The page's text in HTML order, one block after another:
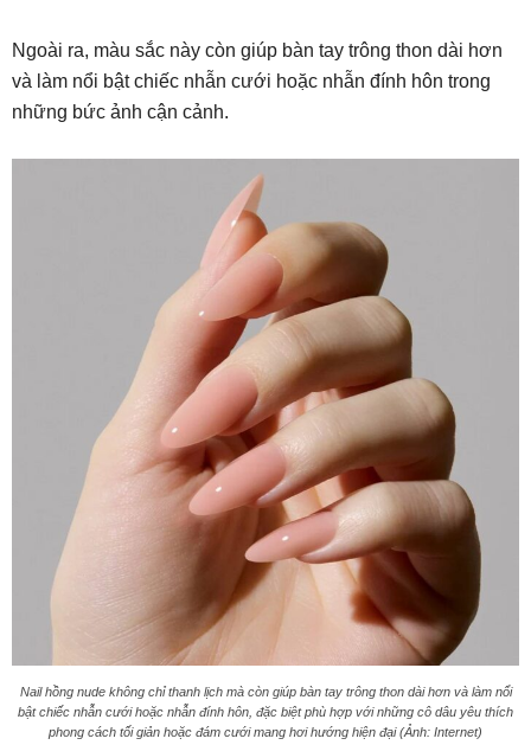
Ngoài ra, màu sắc này còn giúp bàn tay trông thon dài hơn
và làm nổi bật chiếc nhẫn cưới hoặc nhẫn đính hôn trong
những bức ảnh cận cảnh.
Nail hồng nude không chỉ thanh lịch mà còn giúp bàn tay trông thon dài hơn và làm nổi
bật chiếc nhẫn cưới hoặc nhẫn đính hôn, đặc biệt phù hợp với những cô dâu yêu thích
phong cách tối giản hoặc đám cưới mang hơi hướng hiện đại (Ảnh: Internet)